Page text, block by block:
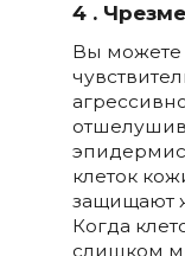
4 .
Вы можете
клеток
защищают
Когда
слишком